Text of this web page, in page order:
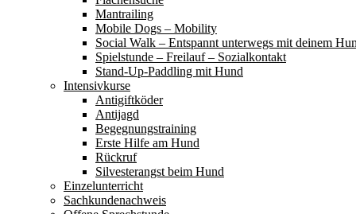
Mantrailing
Mobile Dogs – Mobility
Social Walk – Entspannt unterwegs mit deinem
Spielstunde – Freilauf – Sozialkontakt
Stand-Up-Paddling mit Hund
Intensivkurse
Antigiftköder
Antijagd
Begegnungstraining
Erste Hilfe am Hund
Rückruf
Silvesterangst beim Hund
Einzelunterricht
Sachkundenachweis